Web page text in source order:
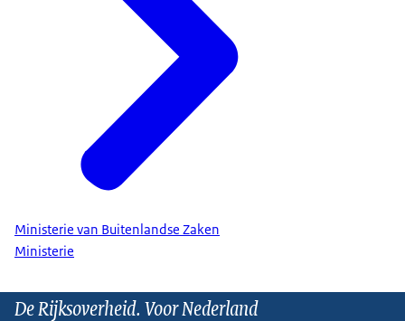
Ministerie van Buitenlandse Zaken
Ministerie
De Rijksoverheid. Voor Nederland